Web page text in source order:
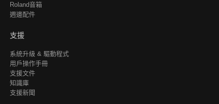
Roland音箱
週邊配件
支援
系統升級 & 驅動程式
用戶操作手冊
支援文件
知識庫
支援新聞